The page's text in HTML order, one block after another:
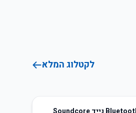
לקטלוג המלא